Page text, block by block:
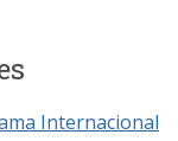
Internacional